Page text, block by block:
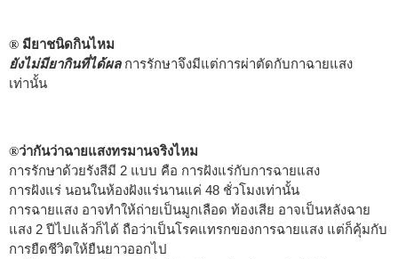
® มียาชนิดกินไหม
ยังไม่มียากินที่ได้ผลการรักษาจึงมีแต่การผ่าตัดกับกาฉายแสง
เท่านั้น
®ว่ากันว่าฉายแสงทรมานจริงไหม
การรักษาด้วยรังสีมี 2 แบบ คือ การฝังแร่กับการฉายแสง
การฝังแร่ นอนในห้องฝังแร่นานแค่ 48 ชั่วโมงเท่านั้น
การฉายแสง อาจทำให้ถ่ายเป็นมูกเลือด ท้องเสีย อาจเป็นหลังฉาย
แสง 2 ปีไปแล้วก็ได้ ถือว่าเป็นโรคแทรกของการฉายแสง แต่ก็คุ้มกับ
การยืดชีวิตให้ยืนยาวออกไป